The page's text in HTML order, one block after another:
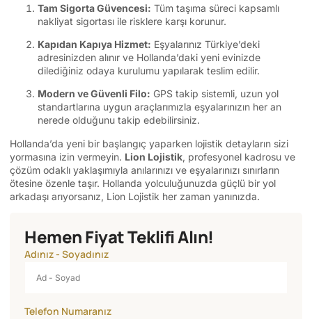
Tam Sigorta Güvencesi: Tüm taşıma süreci kapsamlı
nakliyat sigortası ile risklere karşı korunur.
Kapıdan Kapıya Hizmet: Eşyalarınız Türkiye’deki
adresinizden alınır ve Hollanda’daki yeni evinizde
dilediğiniz odaya kurulumu yapılarak teslim edilir.
Modern ve Güvenli Filo: GPS takip sistemli, uzun yol
standartlarına uygun araçlarımızla eşyalarınızın her an
nerede olduğunu takip edebilirsiniz.
Hollanda’da yeni bir başlangıç yaparken lojistik detayların sizi
yormasına izin vermeyin. Lion Lojistik, profesyonel kadrosu ve
çözüm odaklı yaklaşımıyla anılarınızı ve eşyalarınızı sınırların
ötesine özenle taşır. Hollanda yolculuğunuzda güçlü bir yol
arkadaşı arıyorsanız, Lion Lojistik her zaman yanınızda.
Hemen Fiyat Teklifi Alın!
Adınız - Soyadınız
Telefon Numaranız